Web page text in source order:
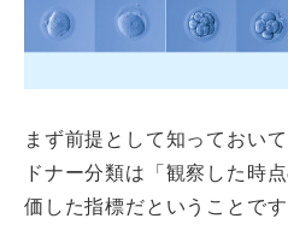
まず前提として知っておい
ドナー分類は「観察した時
価した指標だということです